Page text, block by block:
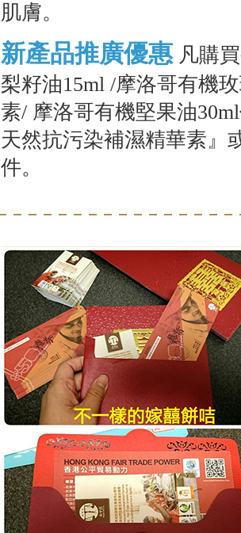
肌膚。
新產品推廣優惠凡購
梨籽油15ml /摩洛哥有機
素/ 摩洛哥有機堅果油
天然抗污染補濕精華素』
件。